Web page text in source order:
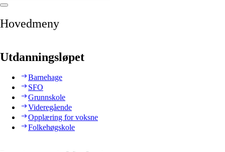
Hovedmeny
Utdanningsløpet
Barnehage
SFO
Grunnskole
Videregående
Opplæring for voksne
Folkehøgskole